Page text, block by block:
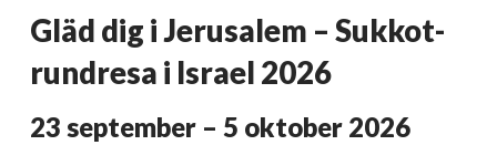
Gläd dig i Jerusalem – Sukkot-
rundresa i Israel 2026
23 september – 5 oktober 2026